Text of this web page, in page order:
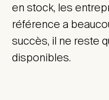
en stock, les
référence a
succès, il ne reste
disponibles.